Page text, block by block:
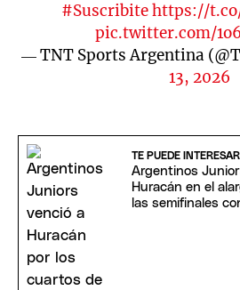
#Suscribite https://
pic.twitter.com/
— TNT Sports Argentina
13, 2026
TE PUEDE INTERESAR
Argentinos
Huracán en el
las semifinales